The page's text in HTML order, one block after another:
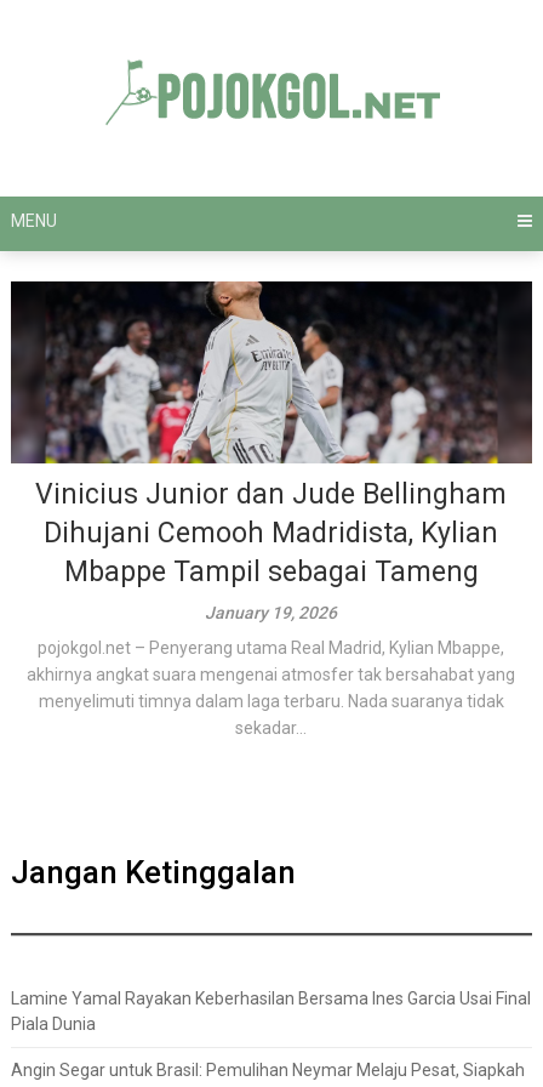
MENU
Vinicius Junior dan Jude Bellingham
Dihujani Cemooh Madridista, Kylian
Mbappe Tampil sebagai Tameng
January 19, 2026
pojokgol.net – Penyerang utama Real Madrid, Kylian Mbappe,
akhirnya angkat suara mengenai atmosfer tak bersahabat yang
menyelimuti timnya dalam laga terbaru. Nada suaranya tidak
sekadar...
Jangan Ketinggalan
Lamine Yamal Rayakan Keberhasilan Bersama Ines Garcia Usai Final
Piala Dunia
Angin Segar untuk Brasil: Pemulihan Neymar Melaju Pesat, Siapkah